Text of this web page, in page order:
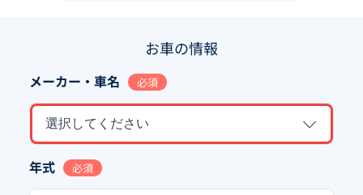
お車の情報
メーカー・車名 必須
選択してください
年式 必須